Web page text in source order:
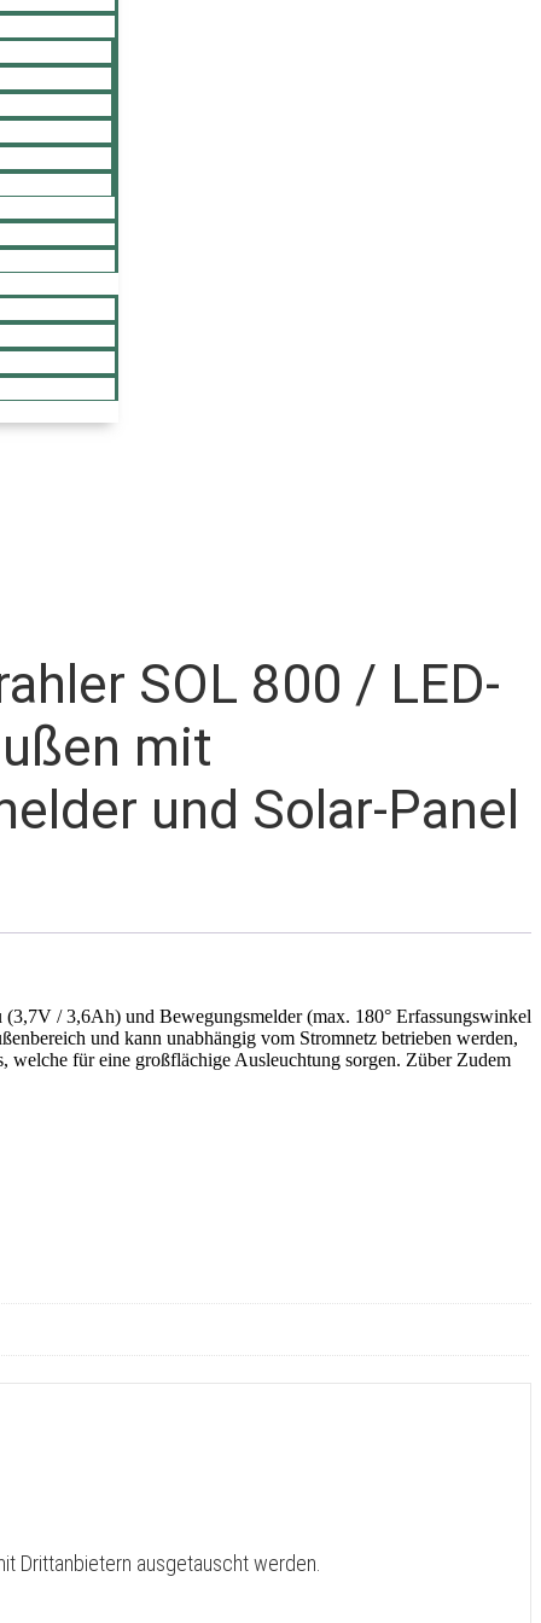
SOL 800 / LED-
mit
und Solar-Panel
/ 3,6Ah) und Bewegungsmelder (max. 180° Erfassungswinkel
und kann unabhängig vom Stromnetz betrieben werden,
welche für eine großflächige Ausleuchtung sorgen. Züber Zudem
Drittanbietern ausgetauscht werden.